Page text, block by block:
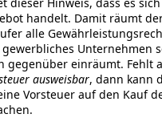
handelt. Damit räumt
alle
Unternehmen
gegenüber einräumt. Fehlt
ausweisbar, dann kann
Vorsteuer auf den Kauf